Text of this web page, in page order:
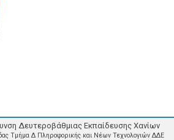
Δευτεροβάθμιας Εκπαίδευσης Χανίων
Τμήμα Δ Πληροφορικής και Νέων Τεχνολογιών ΔΔΕ